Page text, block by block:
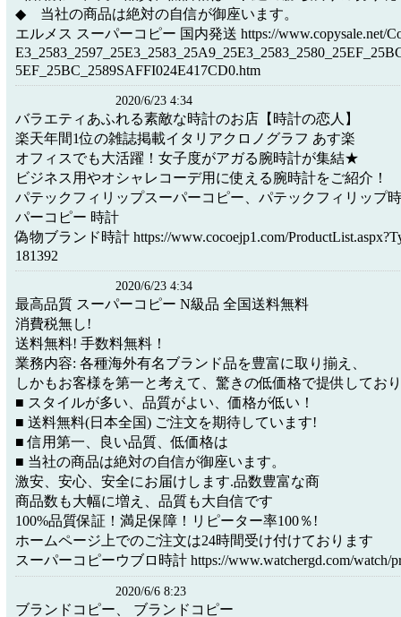
◆ 当社の商品は絶対の自信が御座います。
エルメス スーパーコピー 国内発送 https://www.copysale.net/
5EF_25BC_2589SAFFI024E417CD0.htm
2020/6/23 4:34
バラエティあふれる素敵な時計のお店【時計の恋人】
楽天年間1位の雑誌掲載イタリアクロノグラフ あす楽
オフィスでも大活躍！女子度がアガる腕時計が集結★
ビジネス用やオシャレコーデ用に使える腕時計をご紹介！
パテックフィリップスーパーコピー、パテックフィリップ
パーコピー 時計
偽物ブランド時計 https://www.cocoejp1.com/
181392
2020/6/23 4:34
最高品質 スーパーコピー N級品 全国送料無料
消費税無し!
送料無料! 手数料無料！
業務内容: 各種海外有名ブランド品を豊富に取り揃え、
しかもお客様を第一と考えて、驚きの低価格で提供してお
■ スタイルが多い、品質がよい、価格が低い！
■ 送料無料(日本全国) ご注文を期待しています!
■ 信用第一、良い品質、低価格は
■ 当社の商品は絶対の自信が御座います。
激安、安心、安全にお届けします.品数豊富な商
商品数も大幅に増え、品質も大自信です
100%品質保証！満足保障！リピーター率100％!
ホームページ上でのご注文は24時間受け付けております
スーパーコピーウブロ時計 https://www.watchergd.com/watch/
2020/6/6 8:23
ブランドコピー、 ブランドコピー